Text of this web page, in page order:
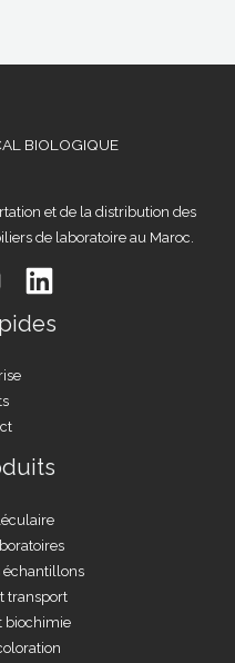
BIOLOGIQUE
et de la distribution des
de laboratoire au Maroc.
échantillons
transport
biochimie